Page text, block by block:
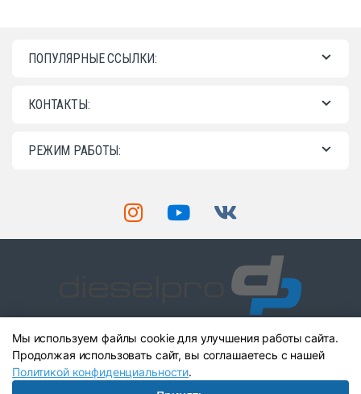
ПОПУЛЯРНЫЕ ССЫЛКИ:
КОНТАКТЫ:
РЕЖИМ РАБОТЫ:
Остались вопросы? Звоните
нам!
+7 (903) 904-41-89
Мы используем файлы cookie для улучшения работы сайта.
Продолжая использовать сайт, вы соглашаетесь с нашей
Политикой конфиденциальности.